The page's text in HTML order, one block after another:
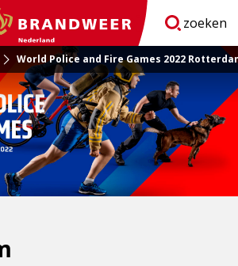
BrandweerNederland.nl
zoeken
World Police and Fire Games 2022